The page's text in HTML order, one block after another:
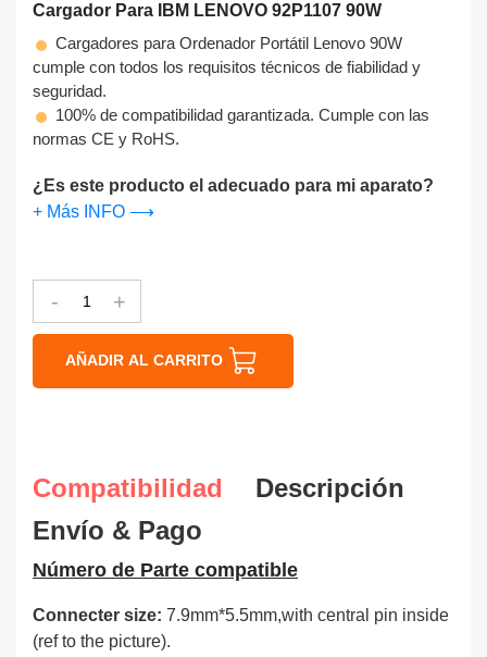
Cargador Para IBM LENOVO 92P1107 90W
Cargadores para Ordenador Portátil Lenovo 90W
cumple con todos los requisitos técnicos de fiabilidad y
seguridad.
100% de compatibilidad garantizada. Cumple con las
normas CE y RoHS.
¿Es este producto el adecuado para mi aparato?
+ Más INFO ⟶
- +
AÑADIR AL CARRITO
Compatibilidad
Descripción
Envío & Pago
Número de Parte compatible
Connecter size: 7.9mm*5.5mm,with central pin inside
(ref to the picture).